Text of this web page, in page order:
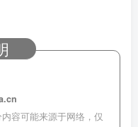
容可能来源于网络，仅